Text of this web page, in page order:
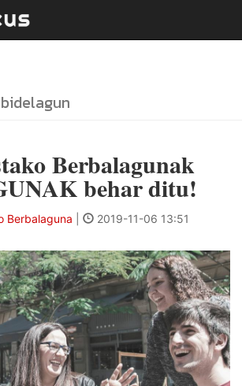
bidelagun
Berbalagunak
behar ditu!
Berbalaguna 2019-11-06 13:51